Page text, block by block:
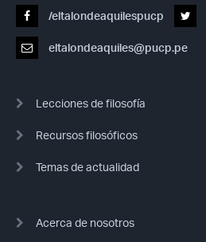
/eltalondeaquilespucp
eltalondeaquiles@pucp.pe
Lecciones de filosofía
Recursos filosóficos
Temas de actualidad
Acerca de nosotros